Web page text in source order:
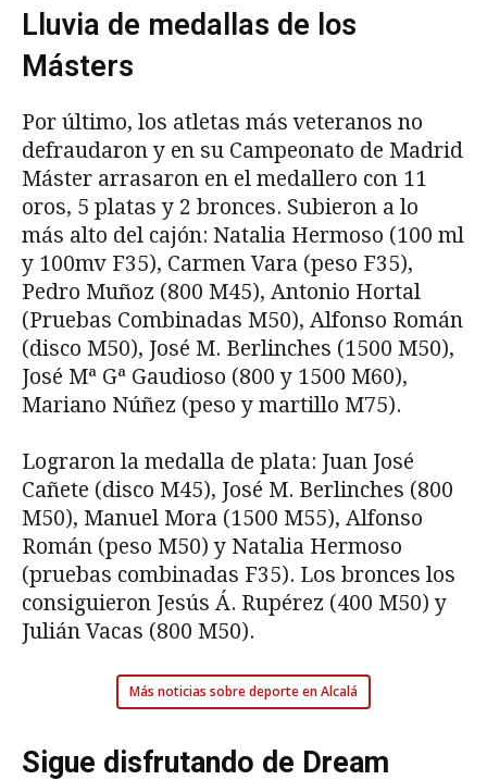
Lluvia de medallas de los
Másters
Por último, los atletas más veteranos no
defraudaron y en su Campeonato de Madrid
Máster arrasaron en el medallero con 11
oros, 5 platas y 2 bronces. Subieron a lo
más alto del cajón: Natalia Hermoso (100 ml
y 100mv F35), Carmen Vara (peso F35),
Pedro Muñoz (800 M45), Antonio Hortal
(Pruebas Combinadas M50), Alfonso Román
(disco M50), José M. Berlinches (1500 M50),
José Mª Gª Gaudioso (800 y 1500 M60),
Mariano Núñez (peso y martillo M75).
Lograron la medalla de plata: Juan José
Cañete (disco M45), José M. Berlinches (800
M50), Manuel Mora (1500 M55), Alfonso
Román (peso M50) y Natalia Hermoso
(pruebas combinadas F35). Los bronces los
consiguieron Jesús Á. Rupérez (400 M50) y
Julián Vacas (800 M50).
Más noticias sobre deporte en Alcalá
Sigue disfrutando de Dream